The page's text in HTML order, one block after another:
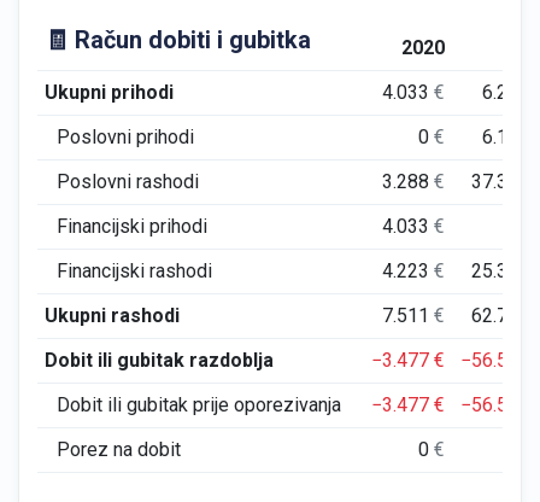
🧾 Račun dobiti i gubitka
2020
Ukupni prihodi
4.033€ 6.219
Poslovni prihodi
0€ 6.142
Poslovni rashodi
3.288€ 37.353
Financijski prihodi
4.033€
Financijski rashodi
4.223€ 25.382
Ukupni rashodi
7.511€ 62.735
Dobit ili gubitak razdoblja
−3.477€ −56.516
Dobit ili gubitak prije oporezivanja
−3.477€ −56.516
Porez na dobit
0€